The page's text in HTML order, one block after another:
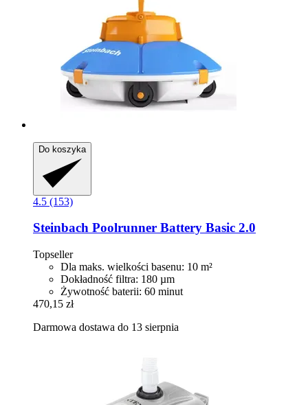
Do koszyka
4.5 (153)
Steinbach Poolrunner Battery Basic 2.0
Topseller
Dla maks. wielkości basenu: 10 m²
Dokładność filtra: 180 µm
Żywotność baterii: 60 minut
470,15 zł
Darmowa dostawa do 13 sierpnia